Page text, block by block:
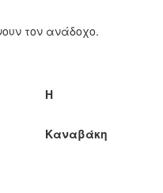
τον ανάδοχο.